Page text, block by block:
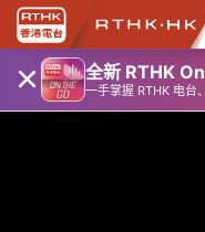
× 全新 RTHK
一手掌握 RTHK 电台